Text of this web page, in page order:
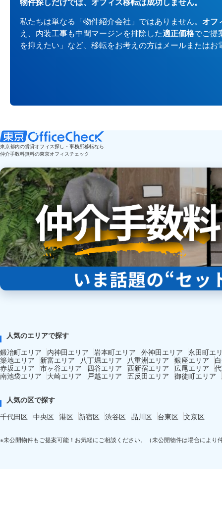
私たちは単なる「物件紹介会社」ではありません。 オフ
え、内装工事も中間マージンを排除した適正価格でご提
を抑えたい」など、移転をお考えの方はメールまたは
東京都内の賃貸オフィス探し・事務所移転なら
仲介手数料無料の東京オフィスチェック
人気のエリアで探す
鍛冶町エリア
内神田エリア 岩本町エリア 外神田エリア
永田町エ
築地エリア
新富エリア 八丁堀エリア 八重洲エリア 銀座エリア
赤坂エリア 市ヶ谷エリア 四谷エリア 西新宿エリア 広尾エリア
南池袋エリア
大崎エリア 戸越エリア 五反田エリア 御徒町エリア
人気の区で探す
千代田区 中央区 港区 新宿区 渋谷区 品川区 台東区 文京区
※未公開物件もご提案可能！お気軽にご相談ください。（未公開物件は場合により